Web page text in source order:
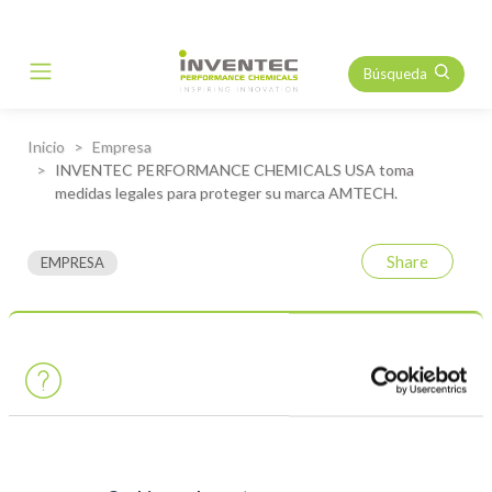
Main Navigation Búsqueda
Inicio
Empresa
INVENTEC PERFORMANCE CHEMICALS USA toma
medidas legales para proteger su marca AMTECH.
EMPRESA Share
INVENTEC PERFORMANCE
CHEMICALS USA toma
medidas legales para